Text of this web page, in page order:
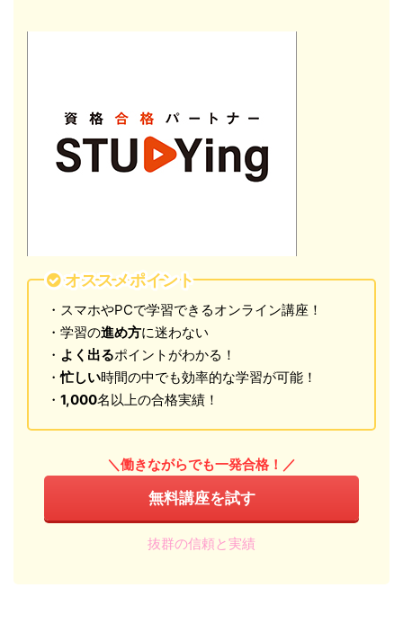
オススメポイント
・スマホやPCで学習できるオンライン講座！
・学習の進め方に迷わない
・ よく出るポイントがわかる！
・忙しい時間の中でも効率的な学習が可能！
・ 1,000名以上の合格実績！
＼働きながらでも一発合格！／
無料講座を試す
抜群の信頼と実績